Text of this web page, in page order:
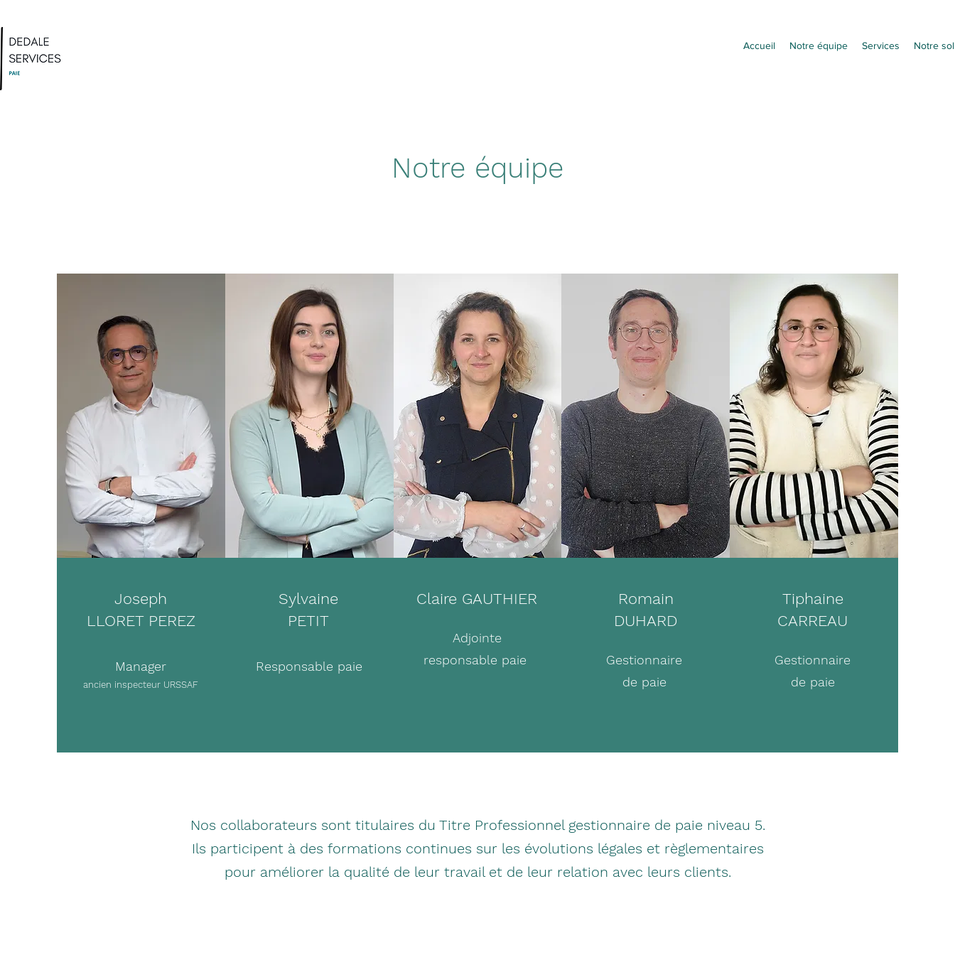
Accueil Notre équipe Services Notre
Notre équipe
Joseph
LLORET PEREZ
Manager
ancien inspecteur URSSAF
Sylvaine
PETIT
Responsable paie
Claire GAUTHIER
Adjointe
responsable paie
Romain
DUHARD
Gestionnaire
de paie
Tiphaine
CARREAU
Gestionnaire
de paie
Nos collaborateurs sont titulaires du Titre Professionnel gestionnaire de paie niveau 5.
Ils participent à des formations continues sur les évolutions légales et règlementaires
pour améliorer la qualité de leur travail et de leur relation avec leurs clients.